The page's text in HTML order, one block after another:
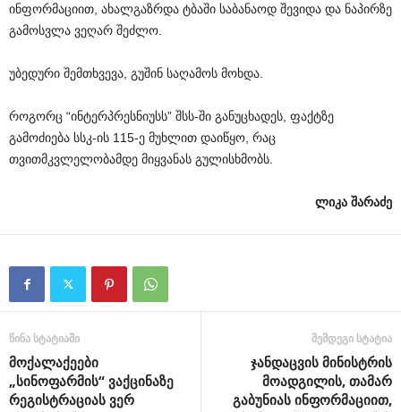
ინფორმაციით, ახალგაზრდა ტბაში საბანაოდ შევიდა და ნაპირზე
გამოსვლა ვეღარ შეძლო.
უბედური შემთხვევა, გუშინ საღამოს მოხდა.
როგორც “ინტერპრესნიუსს” შსს-ში განუცხადეს, ფაქტზე
გამოძიება სსკ-ის 115-ე მუხლით დაიწყო, რაც
თვითმკვლელობამდე მიყვანას გულისხმობს.
ლიკა შარაძე
წინა სტატიაში
მოქალაქეები
„სინოფარმის“ ვაქცინაზე
რეგისტრაციას ვერ
შემდეგი სტატია
ჯანდაცვის მინისტრის
მოადგილის, თამარ
გაბუნიას ინფორმაციით,